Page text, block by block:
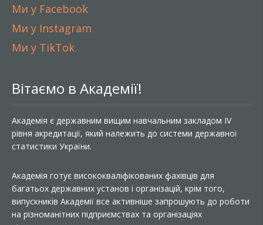
Ми у Facebook
Ми у Instagram
Ми у TikTok
Вітаємо в Академії!
Академія є державним вищим навчальним закладом IV
рівня акредитації, який належить до системи державної
статистики України.
Академія готує висококваліфікованих фахівців для
багатьох державних установ і організацій, крім того,
випускників Академії все активніше запрошують до роботи
на різноманітних підприємствах та організаціях